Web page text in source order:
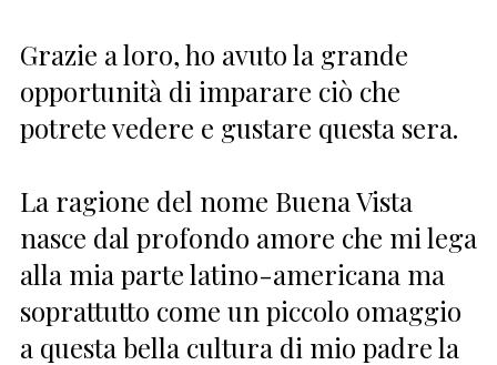
Grazie a loro, ho avuto la grande
opportunità di imparare ciò che
potrete vedere e gustare questa sera.
La ragione del nome Buena Vista
nasce dal profondo amore che mi lega
alla mia parte latino-americana ma
soprattutto come un piccolo omaggio
a questa bella cultura di mio padre la